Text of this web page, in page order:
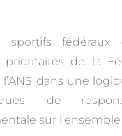
sportifs fédéraux
prioritaires de la
l’ANS dans une
de
sur